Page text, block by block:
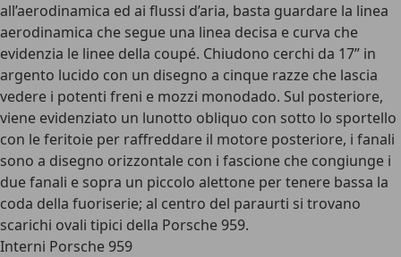
all’aerodinamica ed ai flussi d’aria, basta guardare la linea
aerodinamica che segue una linea decisa e curva che
evidenzia le linee della coupé. Chiudono cerchi da 17” in
argento lucido con un disegno a cinque razze che lascia
vedere i potenti freni e mozzi monodado. Sul posteriore,
viene evidenziato un lunotto obliquo con sotto lo sportello
con le feritoie per raffreddare il motore posteriore, i fanali
sono a disegno orizzontale con i fascione che congiunge i
due fanali e sopra un piccolo alettone per tenere bassa la
coda della fuoriserie; al centro del paraurti si trovano
scarichi ovali tipici della Porsche 959.
Interni Porsche 959